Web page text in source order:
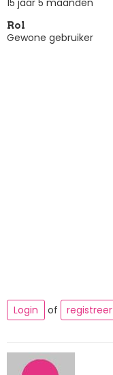
15 jaar 5 maanden
Rol
Gewone gebruiker
Login
of registreer